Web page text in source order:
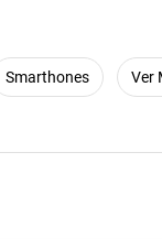
Smarthones Ver